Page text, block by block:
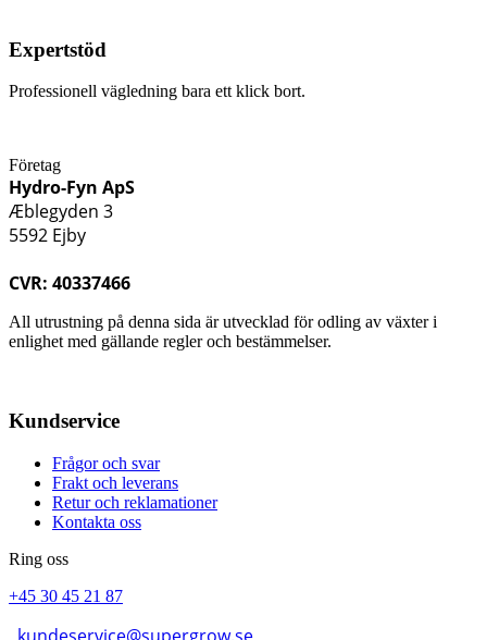
Expertstöd
Professionell vägledning bara ett klick bort.
Företag
Hydro-Fyn ApS
Æblegyden 3
5592 Ejby
CVR: 40337466
All utrustning på denna sida är utvecklad för odling av växter i
enlighet med gällande regler och bestämmelser.
Kundservice
Frågor och svar
Frakt och leverans
Retur och reklamationer
Kontakta oss
Ring oss
+45 30 45 21 87